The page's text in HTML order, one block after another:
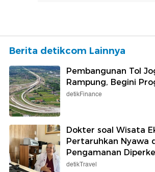
Berita detikcom Lainnya
Pembangunan Tol
Rampung, Begini
detikFinance
Dokter soal Wisata
Pertaruhkan Nyawa
Pengamanan
detikTravel